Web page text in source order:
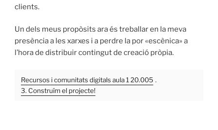
clients.
Un dels meus propòsits ara és treballar en la meva
presència a les xarxes i a perdre la por «escènica» a
l’hora de distribuir contingut de creació pròpia.
Recursos i comunitats digitals aula 1 20.005 .
3. Construïm el projecte!